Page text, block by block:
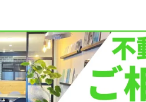
却の成功を導く無料査定の秘訣